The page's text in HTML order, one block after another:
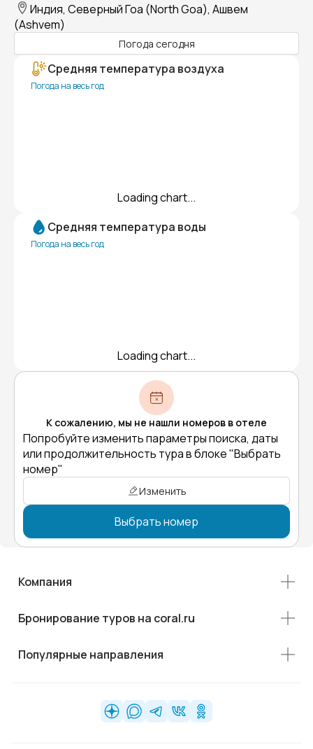
Индия, Северный Гоа (North Goa), Ашвем
(Ashvem)
Погода сегодня
Средняя температура воздуха
Погода на весь год
Loading chart...
Средняя температура воды
Погода на весь год
Loading chart...
К сожалению, мы не нашли номеров в отеле
Попробуйте изменить параметры поиска, даты
или продолжительность тура в блоке "Выбрать
номер"
Изменить
Выбрать номер
Компания
Бронирование туров на coral.ru
Популярные направления